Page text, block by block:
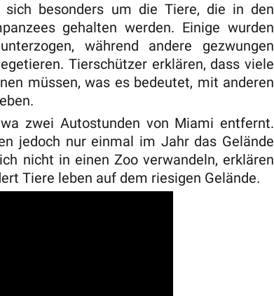
sich besonders um die Tiere, die in den
gehalten werden. Einige wurden
während andere gezwungen
Tierschützer erklären, dass viele
müssen, was es bedeutet, mit anderen
zwei Autostunden von Miami entfernt.
jedoch nur einmal im Jahr das Gelände
nicht in einen Zoo verwandeln, erklären
Tiere leben auf dem riesigen Gelände.